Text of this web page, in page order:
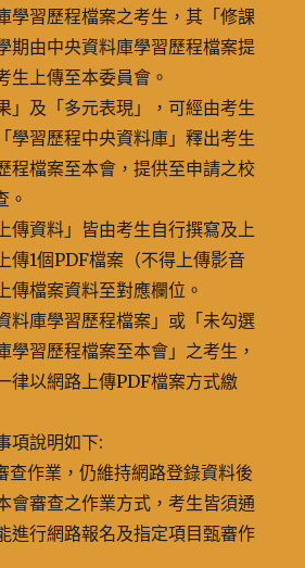
學習歷程檔案之考生，其「修課
期由中央資料庫學習歷程檔案提
生上傳至本委員會。
」及「多元表現」，可經由考生
學習歷程中央資料庫」釋出考生
程檔案至本會，提供至申請之校
。
傳資料」皆由考生自行撰寫及上
傳1個PDF檔案（不得上傳影音
傳檔案資料至對應欄位。
料庫學習歷程檔案」或「未勾選
學習歷程檔案至本會」之考生，
律以網路上傳PDF檔案方式繳
項說明如下:
查作業，仍維持網路登錄資料後
會審查之作業方式，考生皆須通
進行網路報名及指定項目甄審作